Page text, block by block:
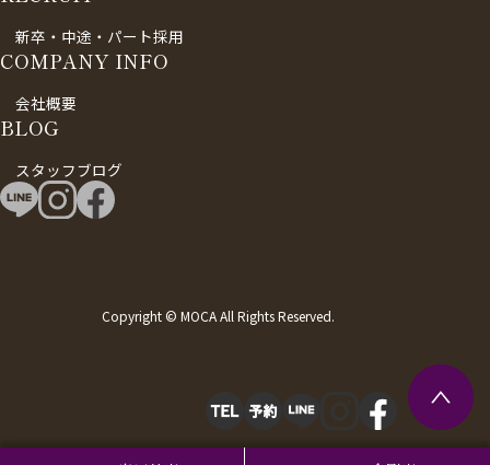
新卒・中途・パート採用
COMPANY INFO
会社概要
BLOG
スタッフブログ
Copyright © MOCA All Rights Reserved.